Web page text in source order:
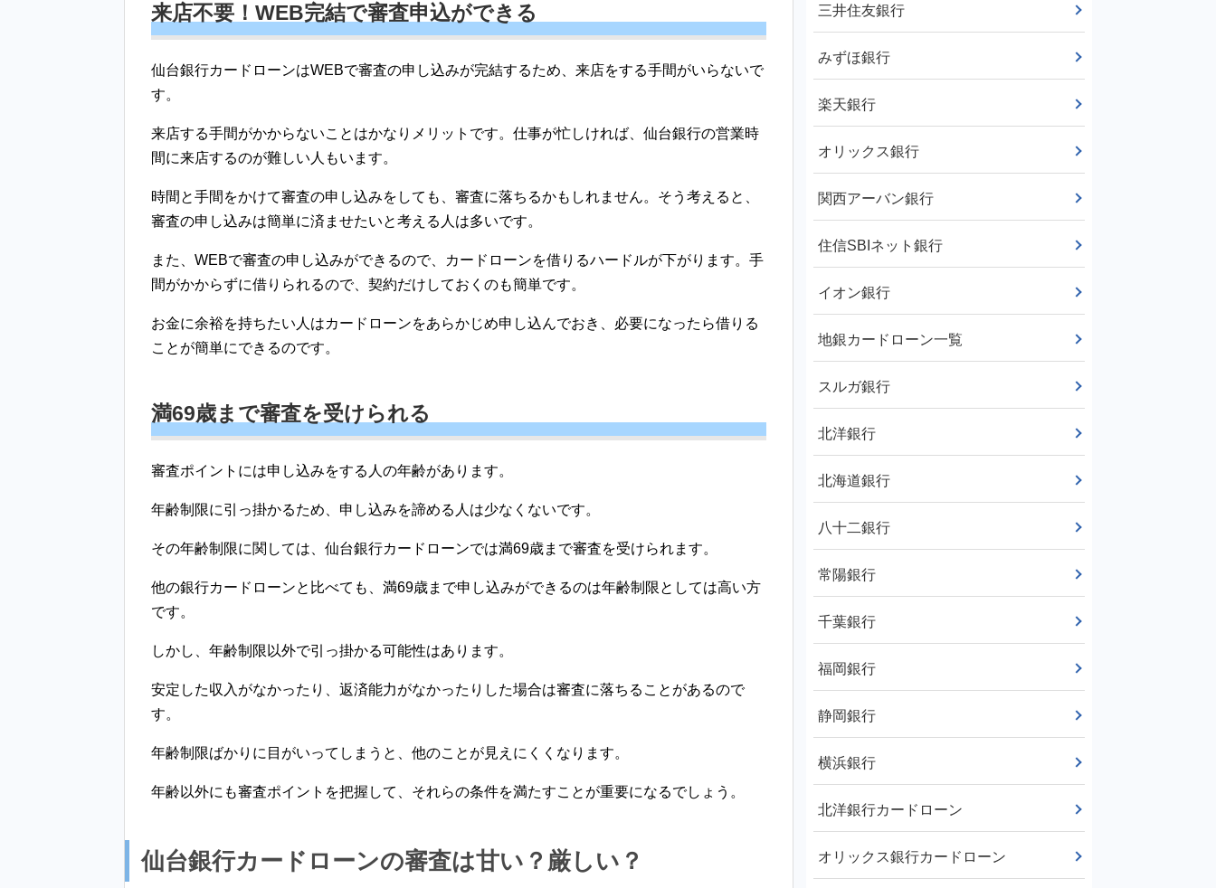
来店不要！WEB完結で審査申込ができる
仙台銀行カードローンはWEBで審査の申し込みが完結するため、来店をする手間がいらないで
す。
来店する手間がかからないことはかなりメリットです。仕事が忙しければ、仙台銀行の営業時
間に来店するのが難しい人もいます。
時間と手間をかけて審査の申し込みをしても、審査に落ちるかもしれません。そう考えると、
審査の申し込みは簡単に済ませたいと考える人は多いです。
また、WEBで審査の申し込みができるので、カードローンを借りるハードルが下がります。手
間がかからずに借りられるので、契約だけしておくのも簡単です。
お金に余裕を持ちたい人はカードローンをあらかじめ申し込んでおき、必要になったら借りる
ことが簡単にできるのです。
満69歳まで審査を受けられる
審査ポイントには申し込みをする人の年齢があります。
年齢制限に引っ掛かるため、申し込みを諦める人は少なくないです。
その年齢制限に関しては、仙台銀行カードローンでは満69歳まで審査を受けられます。
他の銀行カードローンと比べても、満69歳まで申し込みができるのは年齢制限としては高い方
です。
しかし、年齢制限以外で引っ掛かる可能性はあります。
安定した収入がなかったり、返済能力がなかったりした場合は審査に落ちることがあるので
す。
年齢制限ばかりに目がいってしまうと、他のことが見えにくくなります。
年齢以外にも審査ポイントを把握して、それらの条件を満たすことが重要になるでしょう。
仙台銀行カードローンの審査は甘い？厳しい？
三井住友銀行
みずほ銀行
楽天銀行
オリックス銀行
関西アーバン銀行
住信SBIネット銀行
イオン銀行
地銀カードローン一覧
スルガ銀行
北洋銀行
北海道銀行
八十二銀行
常陽銀行
千葉銀行
福岡銀行
静岡銀行
横浜銀行
北洋銀行カードローン
オリックス銀行カードローン